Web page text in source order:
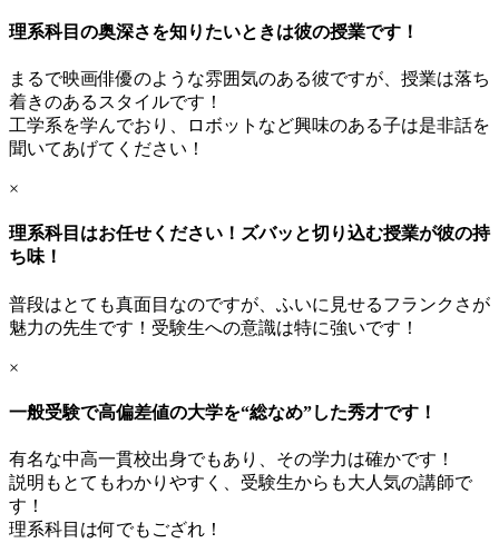
理系科目の奥深さを知りたいときは彼の授業です！
まるで映画俳優のような雰囲気のある彼ですが、授業は落ち
着きのあるスタイルです！
工学系を学んでおり、ロボットなど興味のある子は是非話を
聞いてあげてください！
×
理系科目はお任せください！ズバッと切り込む授業が彼の持
ち味！
普段はとても真面目なのですが、ふいに見せるフランクさが
魅力の先生です！受験生への意識は特に強いです！
×
一般受験で高偏差値の大学を“総なめ”した秀才です！
有名な中高一貫校出身でもあり、その学力は確かです！
説明もとてもわかりやすく、受験生からも大人気の講師で
す！
理系科目は何でもござれ！